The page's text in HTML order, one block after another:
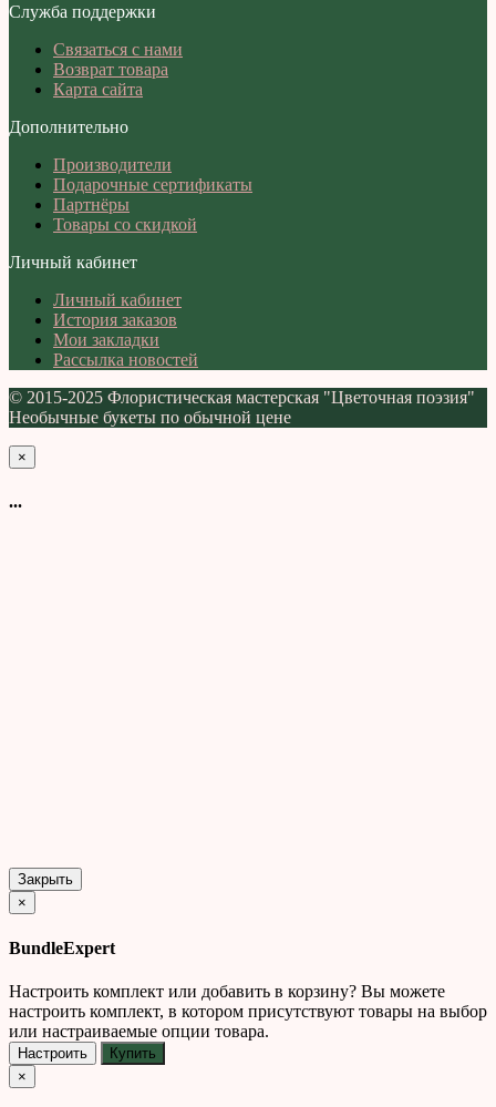
Служба поддержки
Связаться с нами
Возврат товара
Карта сайта
Дополнительно
Производители
Подарочные сертификаты
Партнёры
Товары со скидкой
Личный кабинет
Личный кабинет
История заказов
Мои закладки
Рассылка новостей
© 2015-2025 Флористическая мастерская "Цветочная поэзия"
Необычные букеты по обычной цене
×
...
Закрыть
×
BundleExpert
Настроить комплект или добавить в корзину? Вы можете
настроить комплект, в котором присутствуют товары на выбор
или настраиваемые опции товара.
Настроить
Купить
×